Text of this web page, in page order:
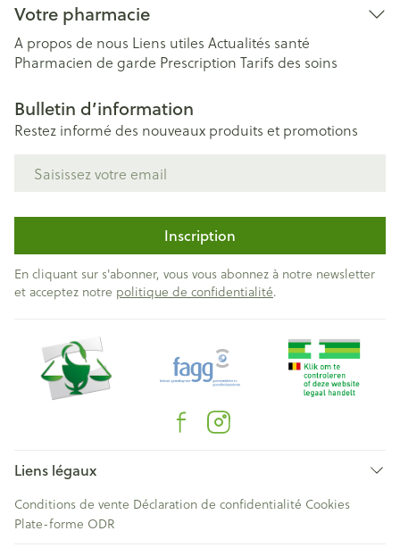
Votre pharmacie
A propos de nous Liens utiles Actualités santé
Pharmacien de garde Prescription Tarifs des soins
Bulletin d’information
Restez informé des nouveaux produits et promotions
Inscription
En cliquant sur s'abonner, vous vous abonnez à notre newsletter
et acceptez notre politique de confidentialité.
Liens légaux
Conditions de vente Déclaration de confidentialité Cookies
Plate-forme ODR